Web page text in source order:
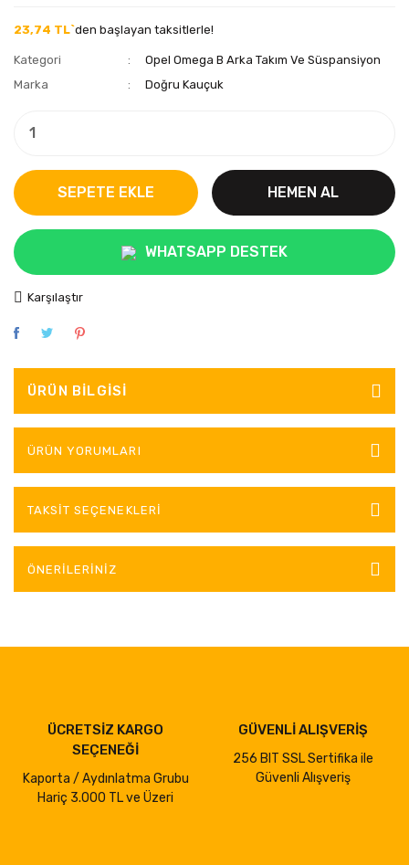
23,74 TL`den başlayan taksitlerle!
Kategori
Opel Omega B Arka Takım Ve Süspansiyon
Marka
Doğru Kauçuk
SEPETE EKLE HEMEN AL
WHATSAPP DESTEK
Karşılaştır
ÜRÜN BILGISI
ÜRÜN YORUMLARI
TAKSIT SEÇENEKLERI
ÖNERILERINIZ
ÜCRETSİZ KARGO
SEÇENEĞİ
Kaporta / Aydınlatma Grubu
Hariç 3.000 TL ve Üzeri
GÜVENLİ ALIŞVERİŞ
256 BIT SSL Sertifika ile
Güvenli Alışveriş